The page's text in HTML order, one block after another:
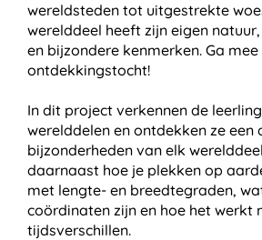
wereldsteden tot uitgestrekte
werelddeel heeft zijn eigen
en bijzondere kenmerken. Ga mee
ontdekkingstocht!
In dit project verkennen de
werelddelen en ontdekken ze een
bijzonderheden van elk
daarnaast hoe je plekken op
met lengte- en breedtegraden,
coördinaten zijn en hoe het werkt
tijdsverschillen.